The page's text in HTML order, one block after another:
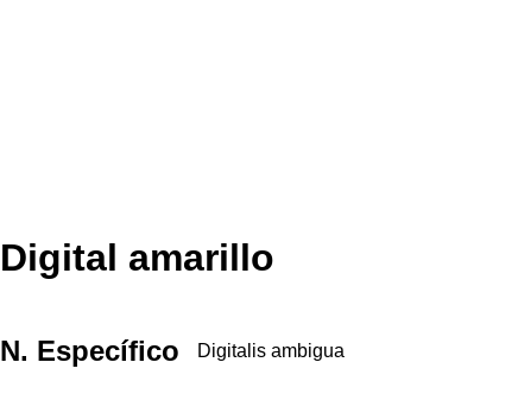
Digital amarillo
N. Específico Digitalis ambigua